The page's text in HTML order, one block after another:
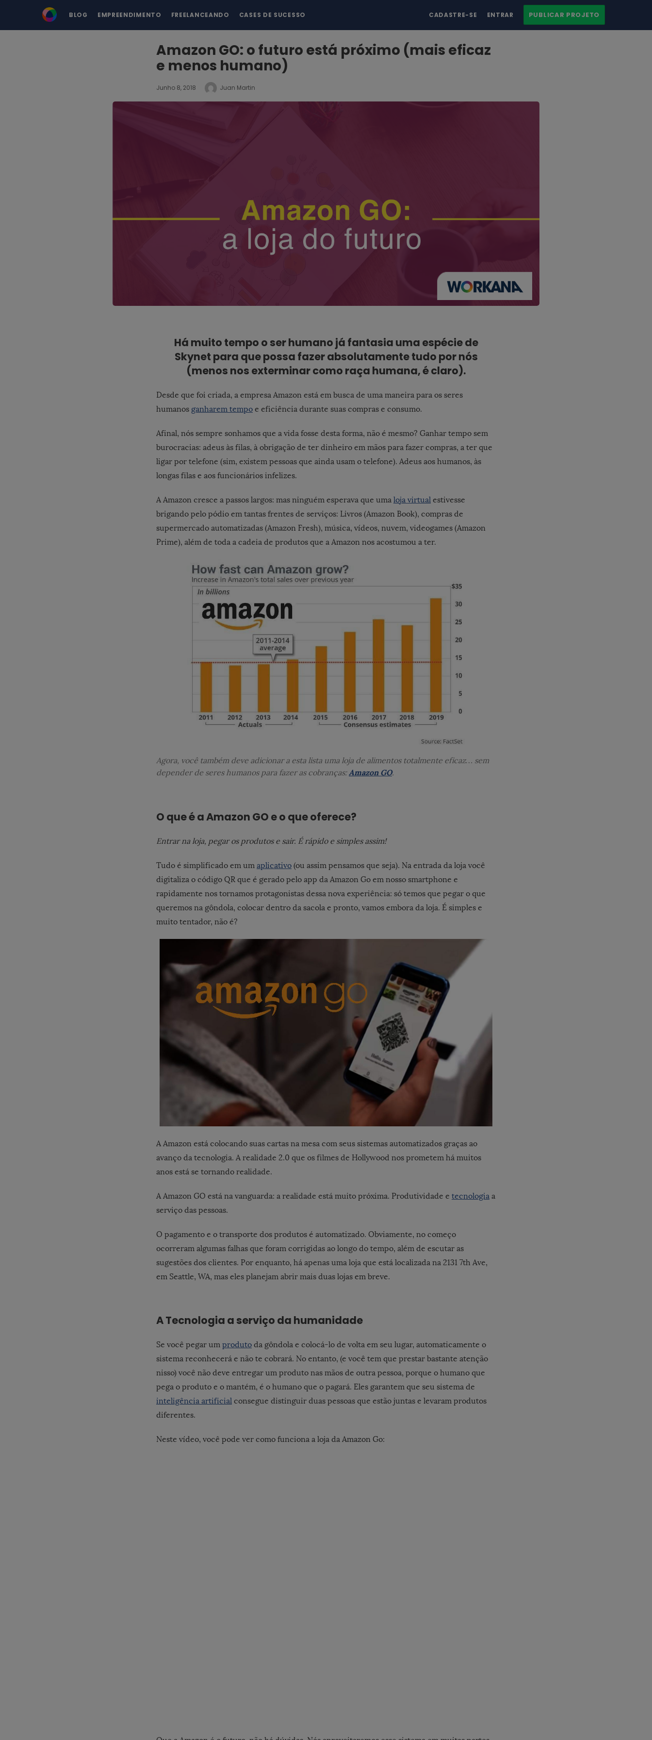
BLOG EMPREENDIMENTO FREELANCEANDO CASES DE SUCESSO CADASTRE-SE ENTRAR PUBLICAR PROJETO
Amazon GO: o futuro está próximo (mais eficaz
e menos humano)
Junho 8, 2018 Juan Martin
Há muito tempo o ser humano já fantasia uma espécie de
Skynet para que possa fazer absolutamente tudo por nós
(menos nos exterminar como raça humana, é claro).
Desde que foi criada, a empresa Amazon está em busca de uma maneira para os seres
humanos ganharem tempo e eficiência durante suas compras e consumo.
Afinal, nós sempre sonhamos que a vida fosse desta forma, não é mesmo? Ganhar tempo sem
burocracias: adeus às filas, à obrigação de ter dinheiro em mãos para fazer compras, a ter que
ligar por telefone (sim, existem pessoas que ainda usam o telefone). Adeus aos humanos, às
longas filas e aos funcionários infelizes.
A Amazon cresce a passos largos: mas ninguém esperava que uma loja virtual estivesse
brigando pelo pódio em tantas frentes de serviços: Livros (Amazon Book), compras de
supermercado automatizadas (Amazon Fresh), música, vídeos, nuvem, videogames (Amazon
Prime), além de toda a cadeia de produtos que a Amazon nos acostumou a ter.
Agora, você também deve adicionar a esta lista uma loja de alimentos totalmente eficaz… sem
depender de seres humanos para fazer as cobranças: Amazon GO.
O que é a Amazon GO e o que oferece?
Entrar na loja, pegar os produtos e sair. É rápido e simples assim!
Tudo é simplificado em um aplicativo (ou assim pensamos que seja). Na entrada da loja você
digitaliza o código QR que é gerado pelo app da Amazon Go em nosso smartphone e
rapidamente nos tornamos protagonistas dessa nova experiência: só temos que pegar o que
queremos na gôndola, colocar dentro da sacola e pronto, vamos embora da loja. É simples e
muito tentador, não é?
A Amazon está colocando suas cartas na mesa com seus sistemas automatizados graças ao
avanço da tecnologia. A realidade 2.0 que os filmes de Hollywood nos prometem há muitos
anos está se tornando realidade.
A Amazon GO está na vanguarda: a realidade está muito próxima. Produtividade e tecnologia a
serviço das pessoas.
O pagamento e o transporte dos produtos é automatizado. Obviamente, no começo
ocorreram algumas falhas que foram corrigidas ao longo do tempo, além de escutar as
sugestões dos clientes. Por enquanto, há apenas uma loja que está localizada na 2131 7th Ave,
em Seattle, WA, mas eles planejam abrir mais duas lojas em breve.
A Tecnologia a serviço da humanidade
Se você pegar um produto da gôndola e colocá-lo de volta em seu lugar, automaticamente o
sistema reconhecerá e não te cobrará. No entanto, (e você tem que prestar bastante atenção
nisso) você não deve entregar um produto nas mãos de outra pessoa, porque o humano que
pega o produto e o mantém, é o humano que o pagará. Eles garantem que seu sistema de
inteligência artificial consegue distinguir duas pessoas que estão juntas e levaram produtos
diferentes.
Neste vídeo, você pode ver como funciona a loja da Amazon Go: